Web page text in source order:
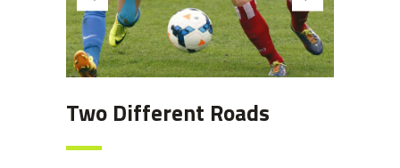
Two Different Roads